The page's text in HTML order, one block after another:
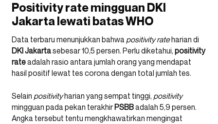
Positivity rate mingguan DKI
Jakarta lewati batas WHO
Data terbaru menunjukkan bahwa positivity rateharian di
DKI Jakartasebesar 10,5 persen. Perlu diketahui, positivity
rateadalah rasio antara jumlah orang yang mendapat
hasil positif lewat tes corona dengan total jumlah tes.
Selain positivityharian yang sempat tinggi, positivity
mingguan pada pekan terakhir PSBBadalah 5,9 persen.
Angka tersebut tentu mengkhawatirkan mengingat